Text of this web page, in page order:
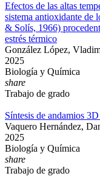
Efectos de las altas
sistema antioxidante de
& Solís, 1966)
estrés térmico
González López,
2025
Biología y Química
share
Trabajo de grado
Síntesis de andamios
Vaquero Hernández,
2025
Biología y Química
share
Trabajo de grado